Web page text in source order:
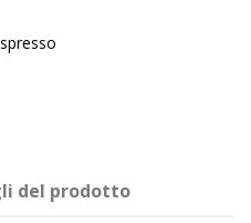
del prodotto